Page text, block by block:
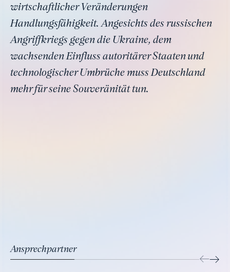
wirtschaftlicher Veränderungen
Handlungsfähigkeit. Angesichts des russischen
Angriffkriegs gegen die Ukraine, dem
wachsenden Einfluss autoritärer Staaten und
technologischer Umbrüche muss Deutschland
mehr für seine Souveränität tun.
Ansprechpartner